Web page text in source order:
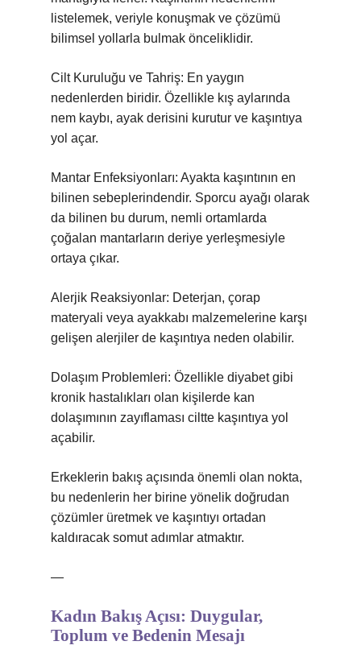
listelemek, veriyle konuşmak ve çözümü
bilimsel yollarla bulmak önceliklidir.
Cilt Kuruluğu ve Tahriş: En yaygın
nedenlerden biridir. Özellikle kış aylarında
nem kaybı, ayak derisini kurutur ve kaşıntıya
yol açar.
Mantar Enfeksiyonları: Ayakta kaşıntının en
bilinen sebeplerindendir. Sporcu ayağı olarak
da bilinen bu durum, nemli ortamlarda
çoğalan mantarların deriye yerleşmesiyle
ortaya çıkar.
Alerjik Reaksiyonlar: Deterjan, çorap
materyali veya ayakkabı malzemelerine karşı
gelişen alerjiler de kaşıntıya neden olabilir.
Dolaşım Problemleri: Özellikle diyabet gibi
kronik hastalıkları olan kişilerde kan
dolaşımının zayıflaması ciltte kaşıntıya yol
açabilir.
Erkeklerin bakış açısında önemli olan nokta,
bu nedenlerin her birine yönelik doğrudan
çözümler üretmek ve kaşıntıyı ortadan
kaldıracak somut adımlar atmaktır.
—
Kadın Bakış Açısı: Duygular,
Toplum ve Bedenin Mesajı